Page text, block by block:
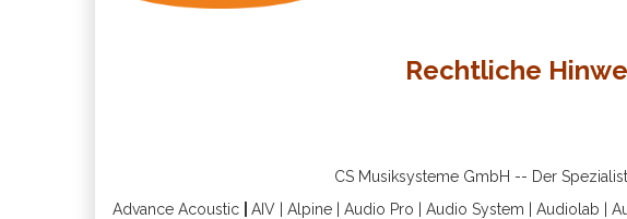
Rechtliche
CS Musiksysteme GmbH -- Der
Advance Acoustic
AIV Alpine Audio Pro Audio System Audiolab